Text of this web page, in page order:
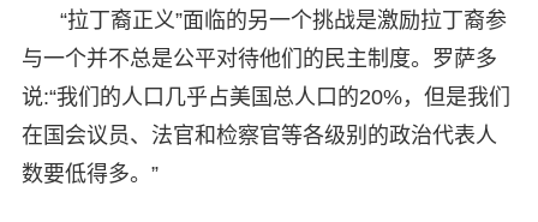
“拉丁裔正义”面临的另一个挑战是激励拉丁裔参
与一个并不总是公平对待他们的民主制度。罗萨多
说:“我们的人口几乎占美国总人口的20%，但是我们
在国会议员、法官和检察官等各级别的政治代表人
数要低得多。”